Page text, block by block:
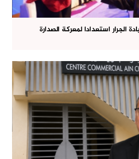
الجرار استعدادا لمعركة الصدارة